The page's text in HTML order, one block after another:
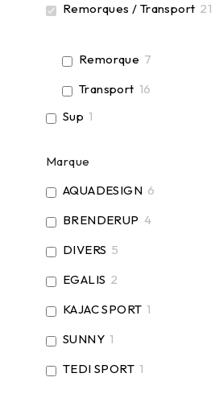
Remorques / Transport 21
Remorque 7
Transport 16
Sup 1
Marque
AQUADESIGN 6
BRENDERUP 4
DIVERS 5
EGALIS 2
KAJAC SPORT 1
SUNNY 1
TEDI SPORT 1